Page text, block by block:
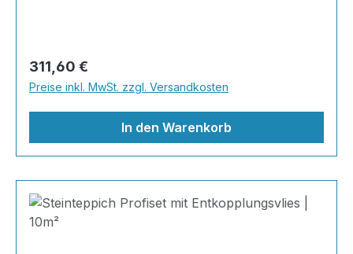
und einfach zu verlegen. Stöbern Sie in unserem
Shop nach Ihrer Lieblingsfarbe und legen Sie
gleich los. Marmorsteine haben von Natur aus
den Charakter der Einmaligk
Regulärer Preis:
311,60 €
Preise inkl. MwSt. zzgl. Versandkosten
In den Warenkorb